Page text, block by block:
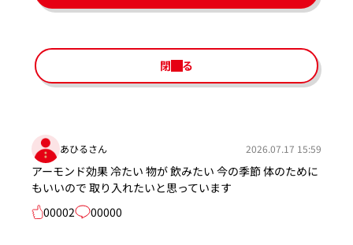
閉じる
あひるさん 2026.07.17 15:59
アーモンド効果 冷たい 物が 飲みたい 今の季節 体のために
もいいので 取り入れたいと思っています
00002
00000